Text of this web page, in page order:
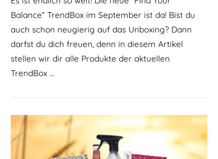
BEITRAG LESEN
Balance” TrendBox im September ist da! Bist du
auch schon neugierig auf das Unboxing? Dann
darfst du dich freuen, denn in diesem Artikel
stellen wir dir alle Produkte der aktuellen
TrendBox …